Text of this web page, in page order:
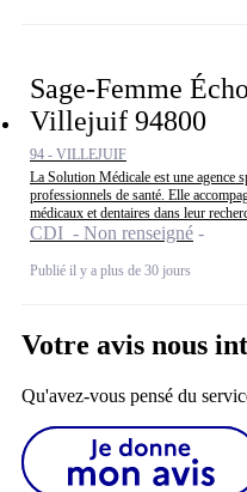
Sage-Femme
Villejuif 94800
94 - VILLEJUIF
La Solution Médicale est une agence
professionnels de santé. Elle
médicaux et dentaires dans leur
CDI - Non renseigné
Publié il y a plus de 30 jours
Votre avis nous
Qu'avez-vous pensé du